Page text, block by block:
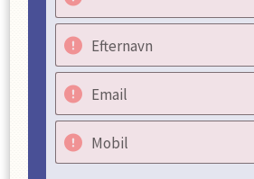
Efternavn
Email
Mobil